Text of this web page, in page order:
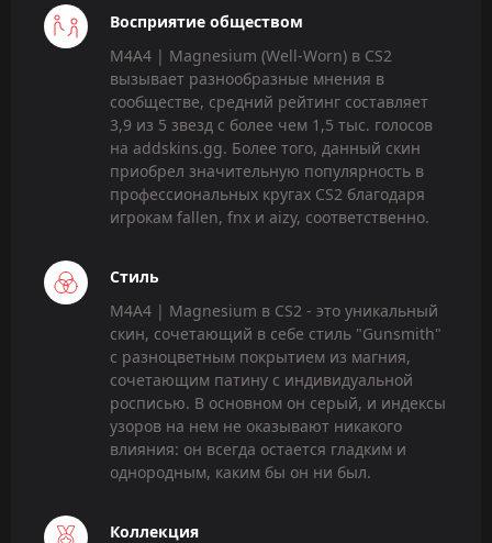
Восприятие обществом
M4A4 | Magnesium (Well-Worn) в CS2
вызывает разнообразные мнения в
сообществе, средний рейтинг составляет
3,9 из 5 звезд с более чем 1,5 тыс. голосов
на addskins.gg. Более того, данный скин
приобрел значительную популярность в
профессиональных кругах CS2 благодаря
игрокам fallen, fnx и aizy, соответственно.
Стиль
M4A4 | Magnesium в CS2 - это уникальный
скин, сочетающий в себе стиль "Gunsmith"
с разноцветным покрытием из магния,
сочетающим патину с индивидуальной
росписью. В основном он серый, и индексы
узоров на нем не оказывают никакого
влияния: он всегда остается гладким и
однородным, каким бы он ни был.
Коллекция